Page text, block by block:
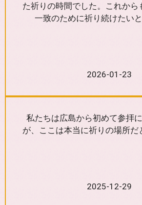
た祈りの時間でした。これから
一致のために祈り続けたいと
2026-01-23
私たちは広島から初めて参拝
が、ここは本当に祈りの場所だ
2025-12-29